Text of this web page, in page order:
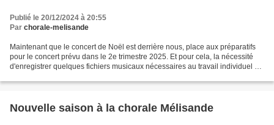
Publié le 20/12/2024 à 20:55
Par chorale-melisande
Maintenant que le concert de Noël est derrière nous, place aux préparatifs
pour le concert prévu dans le 2e trimestre 2025. Et pour cela, la nécessité
d'enregistrer quelques fichiers musicaux nécessaires au travail individuel de
Nouvelle saison à la chorale Mélisande